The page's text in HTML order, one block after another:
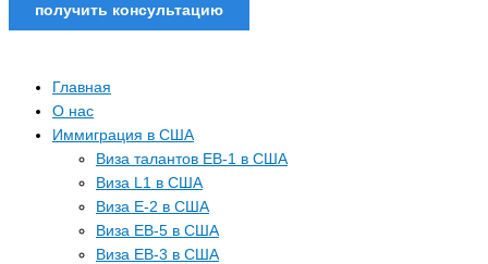
получить консультацию
Главная
О нас
Иммиграция в США
Виза талантов EB-1 в США
Виза L1 в США
Виза E-2 в США
Виза EB-5 в США
Виза EB-3 в США